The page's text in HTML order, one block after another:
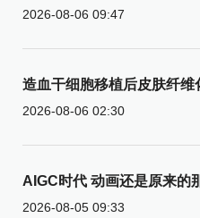
2026-08-06 09:47
造血干细胞移植后皮肤纤维
2026-08-06 02:30
AIGC时代 动画还是原来的
2026-08-05 09:33